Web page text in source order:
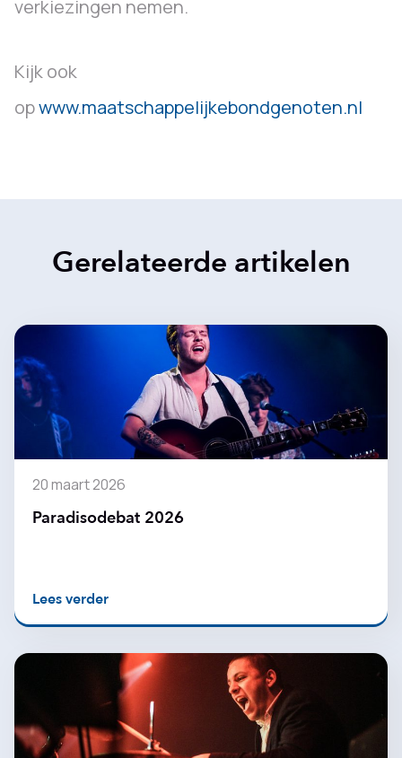
verkiezingen nemen.
Kijk ook
opwww.maatschappelijkebondgenoten.nl
Gerelateerde artikelen
20 maart 2026
Paradisodebat 2026
Lees verder